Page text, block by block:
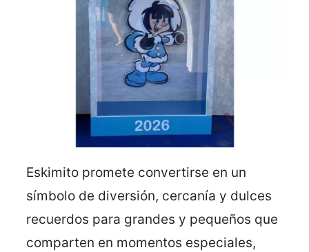
Eskimito promete convertirse en un
símbolo de diversión, cercanía y dulces
recuerdos para grandes y pequeños que
comparten en momentos especiales,